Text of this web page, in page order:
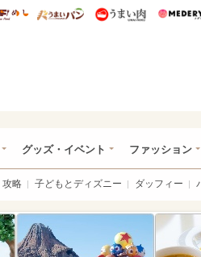
ィズニー特集
うまいめし うまいパン うまい肉
グッズ・イベント ファッション
攻略 子どもとディズニー ダッフィー